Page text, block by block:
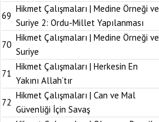
69
Hikmet Çalışmaları | Medine Örneği ve
Suriye 2: Ordu-Millet Yapılanması
70
Hikmet Çalışmaları | Medine Örneği ve
Suriye
71
Hikmet Çalışmaları | Herkesin En
Yakını Allah’tır
72
Hikmet Çalışmaları | Can ve Mal
Güvenliği İçin Savaş